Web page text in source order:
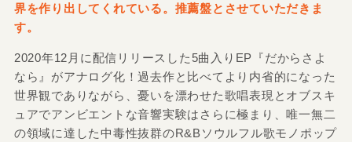
界を作り出してくれている。推薦盤とさせていただきま
す。
2020年12月に配信リリースした5曲入りEP『だからさよ
なら』がアナログ化！過去作と比べてより内省的になった
世界観でありながら、憂いを漂わせた歌唱表現とオブスキ
ュアでアンビエントな音響実験はさらに極まり、唯一無二
の領域に達した中毒性抜群のR&Bソウルフル歌モノポップ